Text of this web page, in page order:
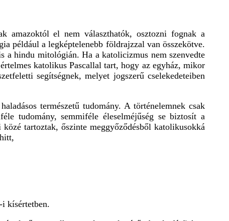
amazoktól el nem választhatók, osztozni fognak a
például a legképtelenebb földrajzzal van összekötve.
hindu mitológián. Ha a katolicizmus nem szenvedte
katolikus Pascallal tart, hogy az egyház, mikor
segítségnek, melyet jogszerű cselekedeteiben
természetű tudomány. A történelemnek csak
tudomány, semmiféle éleselméjűség se biztosít a
tartoztak, őszinte meggyőződésből katolikusokká
i kísértetben.